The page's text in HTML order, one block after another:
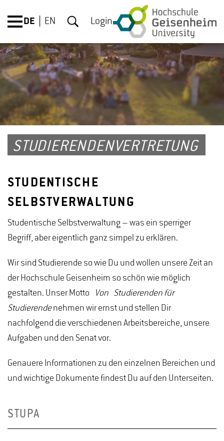
DE EN Login
STUDIERENDENVERTRETUNG
STUDENTISCHE
SELBSTVERWALTUNG
Studentische Selbstverwaltung – was ein sperriger
Begriff, aber eigentlich ganz simpel zu erklären.
Wir sind Studierende so wie Du und wollen unsere Zeit an
der Hochschule Geisenheim so schön wie möglich
gestalten. Unser Motto
Von Studierenden für
Studierendenehmen wir ernst und stellen Dir
nachfolgend die verschiedenen Arbeitsbereiche, unsere
Aufgaben und den Senat vor.
Genauere Informationen zu den einzelnen Bereichen und
und wichtige Dokumente findest Du auf den Unterseiten.
STUPA